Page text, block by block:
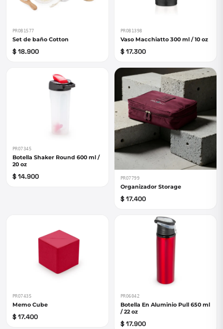
PROB1577
Set de baño Cotton
$ 18.900
PROB1398
Vaso Macchiatto 300 ml / 10 oz
$ 17.300
PRO7345
Botella Shaker Round 600 ml /
20 oz
$ 14.900 PRO7799
Organizador Storage
$ 17.400
PRO7435
Memo Cube
$ 17.400
PRO6042
Botella En Aluminio Pull 650 ml
/ 22 oz
$ 17.900